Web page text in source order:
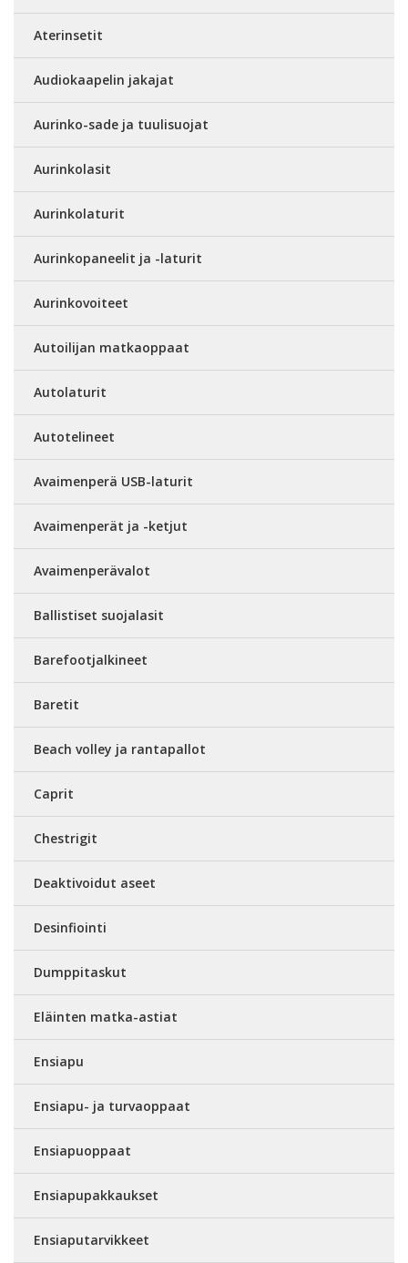
Aterinsetit
Audiokaapelin jakajat
Aurinko-sade ja tuulisuojat
Aurinkolasit
Aurinkolaturit
Aurinkopaneelit ja -laturit
Aurinkovoiteet
Autoilijan matkaoppaat
Autolaturit
Autotelineet
Avaimenperä USB-laturit
Avaimenperät ja -ketjut
Avaimenperävalot
Ballistiset suojalasit
Barefootjalkineet
Baretit
Beach volley ja rantapallot
Caprit
Chestrigit
Deaktivoidut aseet
Desinfiointi
Dumppitaskut
Eläinten matka-astiat
Ensiapu
Ensiapu- ja turvaoppaat
Ensiapuoppaat
Ensiapupakkaukset
Ensiaputarvikkeet